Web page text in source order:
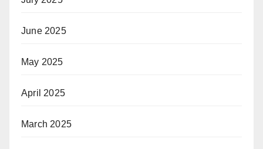
June 2025
May 2025
April 2025
March 2025